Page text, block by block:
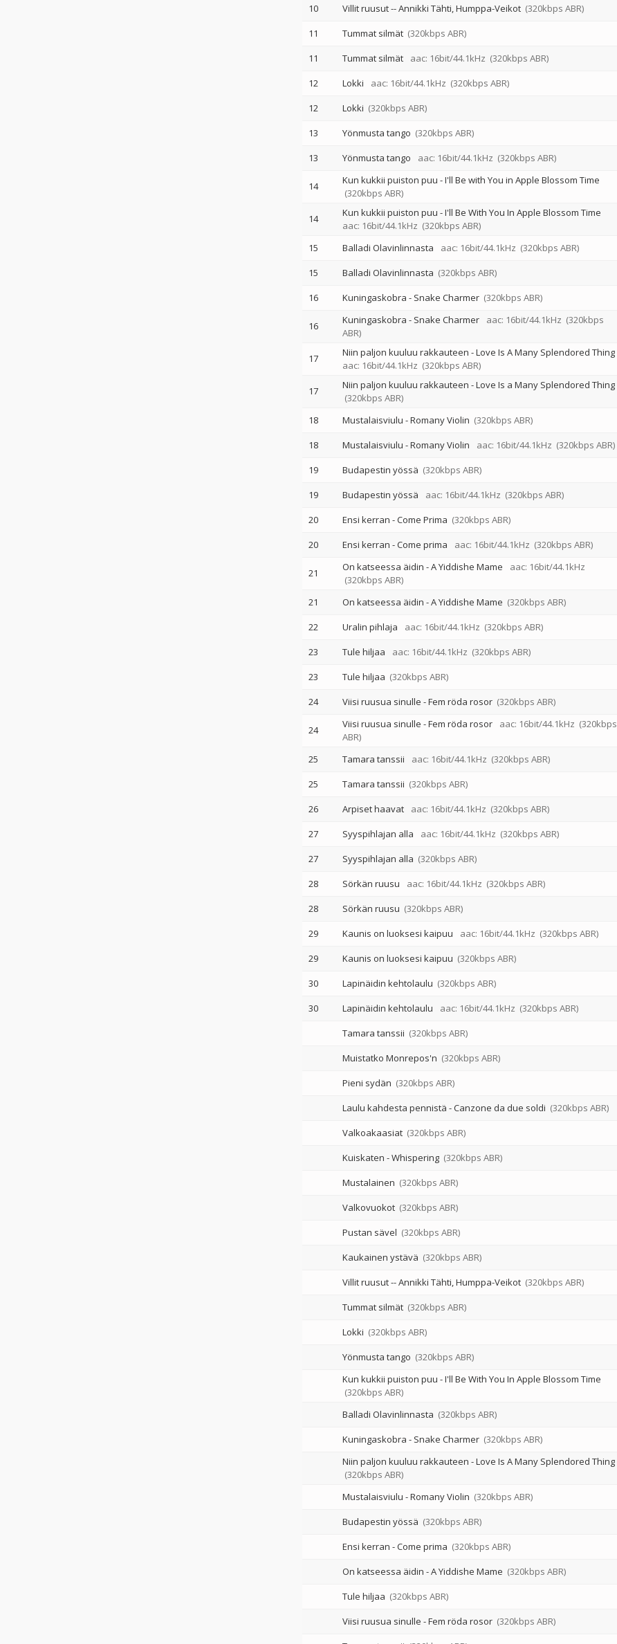
10 Villit ruusut--Annikki Tähti Humppa-Veikot (320kbps ABR)
11
Tummat silmät (320kbps ABR)
11
Tummat silmät aac: 16bit/44.1kHz (320kbps ABR)
12
Lokki aac: 16bit/44.1kHz (320kbps ABR)
12
Lokki (320kbps ABR)
13
Yönmusta tango (320kbps ABR)
13
Yönmusta tango aac: 16bit/44.1kHz (320kbps ABR)
14
Kun kukkii puiston puu - I'll Be with You in Apple Blossom Time
(320kbps ABR)
14
Kun kukkii puiston puu - I'll Be With You In Apple Blossom Time
aac: 16bit/44.1kHz (320kbps ABR)
15 Balladi Olavinlinnasta aac: 16bit/44.1kHz (320kbps ABR)
15
Balladi Olavinlinnasta (320kbps ABR)
16
Kuningaskobra - Snake Charmer (320kbps ABR)
16 Kuningaskobra - Snake Charmer aac: 16bit/44.1kHz (320kbps
ABR)
17
Niin paljon kuuluu rakkauteen - Love Is A Many Splendored Thing
aac: 16bit/44.1kHz (320kbps ABR)
17
Niin paljon kuuluu rakkauteen - Love Is a Many Splendored Thing
(320kbps ABR)
18 Mustalaisviulu - Romany Violin (320kbps ABR)
18
Mustalaisviulu - Romany Violin aac: 16bit/44.1kHz (320kbps ABR)
19
Budapestin yössä (320kbps ABR)
19
Budapestin yössä aac: 16bit/44.1kHz (320kbps ABR)
20
Ensi kerran - Come Prima (320kbps ABR)
20
Ensi kerran - Come prima aac: 16bit/44.1kHz (320kbps ABR)
21 On katseessa äidin - A Yiddishe Mame
aac: 16bit/44.1kHz
(320kbps ABR)
21 On katseessa äidin - A Yiddishe Mame (320kbps ABR)
22
Uralin pihlaja aac: 16bit/44.1kHz (320kbps ABR)
23
Tule hiljaa aac: 16bit/44.1kHz (320kbps ABR)
23
Tule hiljaa (320kbps ABR)
24
Viisi ruusua sinulle - Fem röda rosor (320kbps ABR)
24 Viisi ruusua sinulle - Fem röda rosor aac: 16bit/44.1kHz (320kbps
ABR)
25 Tamara tanssii aac: 16bit/44.1kHz (320kbps ABR)
25
Tamara tanssii (320kbps ABR)
26
Arpiset haavat aac: 16bit/44.1kHz (320kbps ABR)
27
Syyspihlajan alla aac: 16bit/44.1kHz (320kbps ABR)
27
Syyspihlajan alla (320kbps ABR)
28
Sörkän ruusu aac: 16bit/44.1kHz (320kbps ABR)
28
Sörkän ruusu (320kbps ABR)
29
Kaunis on luoksesi kaipuu aac: 16bit/44.1kHz (320kbps ABR)
29
Kaunis on luoksesi kaipuu (320kbps ABR)
30
Lapinäidin kehtolaulu (320kbps ABR)
30
Lapinäidin kehtolaulu aac: 16bit/44.1kHz (320kbps ABR)
Tamara tanssii (320kbps ABR)
Muistatko Monrepos'n (320kbps ABR)
Pieni sydän (320kbps ABR)
Laulu kahdesta pennistä - Canzone da due soldi (320kbps ABR)
Valkoakaasiat (320kbps ABR)
Kuiskaten - Whispering (320kbps ABR)
Mustalainen (320kbps ABR)
Valkovuokot (320kbps ABR)
Pustan sävel (320kbps ABR)
Kaukainen ystävä (320kbps ABR)
Villit ruusut--Annikki Tähti Humppa-Veikot (320kbps ABR)
Tummat silmät (320kbps ABR)
Lokki (320kbps ABR)
Yönmusta tango (320kbps ABR)
Kun kukkii puiston puu - I'll Be With You In Apple Blossom Time
(320kbps ABR)
Balladi Olavinlinnasta (320kbps ABR)
Kuningaskobra - Snake Charmer (320kbps ABR)
Niin paljon kuuluu rakkauteen - Love Is A Many Splendored Thing
(320kbps ABR)
Mustalaisviulu - Romany Violin (320kbps ABR)
Budapestin yössä (320kbps ABR)
Ensi kerran - Come prima (320kbps ABR)
On katseessa äidin - A Yiddishe Mame (320kbps ABR)
Tule hiljaa (320kbps ABR)
Viisi ruusua sinulle - Fem röda rosor (320kbps ABR)